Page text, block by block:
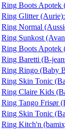
Ring Boots Apotek
Ring Glitter (Aurie):
Ring Normal
Ring Sunkost
Ring Boots Apotek
Ring Baretti (B-
Ring Ringo (Baby
Ring Skin Tonic
Ring Claire Kids
Ring Tango Frisør
Ring Skin Tonic
Ring Kitch'n